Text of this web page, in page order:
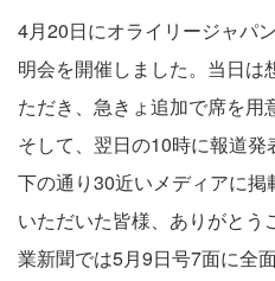
4月20日にオライリージャパ
明会を開催しました。当日は
ただき、急きょ追加で席を用
そして、翌日の10時に報道
下の通り30近いメディアに
いただいた皆様、ありがとう
業新聞では5月9日号7面に全